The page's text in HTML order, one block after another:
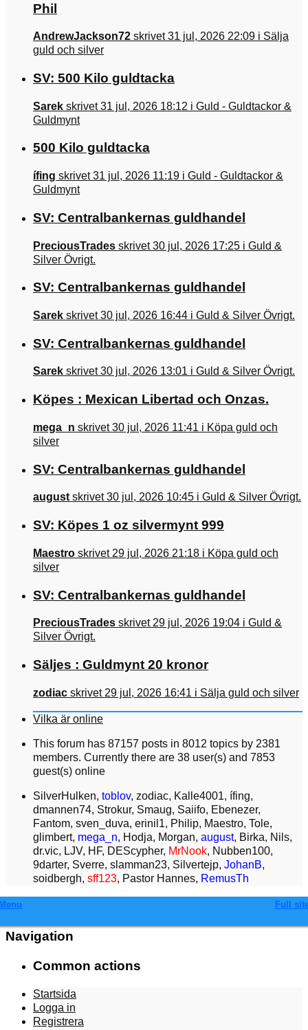
Phil
AndrewJackson72 skrivet 31 jul, 2026 22:09 i Sälja
guld och silver
SV: 500 Kilo guldtacka
Sarek skrivet 31 jul, 2026 18:12 i Guld - Guldtackor &
Guldmynt
500 Kilo guldtacka
ífing skrivet 31 jul, 2026 11:19 i Guld - Guldtackor &
Guldmynt
SV: Centralbankernas guldhandel
PreciousTrades skrivet 30 jul, 2026 17:25 i Guld &
Silver Övrigt.
SV: Centralbankernas guldhandel
Sarek skrivet 30 jul, 2026 16:44 i Guld & Silver Övrigt.
SV: Centralbankernas guldhandel
Sarek skrivet 30 jul, 2026 13:01 i Guld & Silver Övrigt.
Köpes : Mexican Libertad och Onzas.
mega_n skrivet 30 jul, 2026 11:41 i Köpa guld och
silver
SV: Centralbankernas guldhandel
august skrivet 30 jul, 2026 10:45 i Guld & Silver Övrigt.
SV: Köpes 1 oz silvermynt 999
Maestro skrivet 29 jul, 2026 21:18 i Köpa guld och
silver
SV: Centralbankernas guldhandel
PreciousTrades skrivet 29 jul, 2026 19:04 i Guld &
Silver Övrigt.
Säljes : Guldmynt 20 kronor
zodiac skrivet 29 jul, 2026 16:41 i Sälja guld och silver
Vilka är online
This forum has 87157 posts in 8012 topics by 2381
members. Currently there are 38 user(s) and 7853
guest(s) online
SilverHulken, toblov, zodiac, Kalle4001, ífing,
dmannen74, Strokur, Smaug, Saiifo, Ebenezer,
Fantom, sven_duva, erinil1, Philip, Maestro, Tole,
glimbert, mega_n, Hodja, Morgan, august, Birka, Nils,
dr.vic, LJV, HF, DEScypher, MrNook, Nubben100,
9darter, Sverre, slamman23, Silvertejp, JohanB,
soidbergh, sff123, Pastor Hannes, RemusTh
Full
Navigation
Common actions
Startsida
Logga in
Registrera